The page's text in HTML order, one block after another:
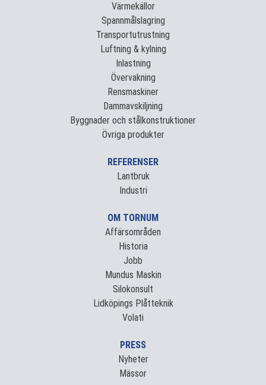
Värmekällor
Spannmålslagring
Transportutrustning
Luftning & kylning
Inlastning
Övervakning
Rensmaskiner
Dammavskiljning
Byggnader och stålkonstruktioner
Övriga produkter
REFERENSER
Lantbruk
Industri
OM TORNUM
Affärsområden
Historia
Jobb
Mundus Maskin
Silokonsult
Lidköpings Plåtteknik
Volati
PRESS
Nyheter
Mässor